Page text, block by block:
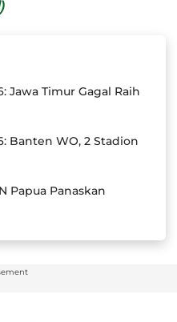
Jawa Timur Gagal Raih
Banten WO, 2 Stadion
Papua Panaskan